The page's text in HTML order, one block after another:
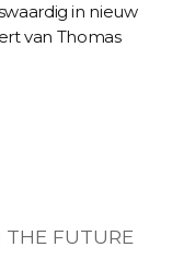
in nieuw
van Thomas
THE FUTURE